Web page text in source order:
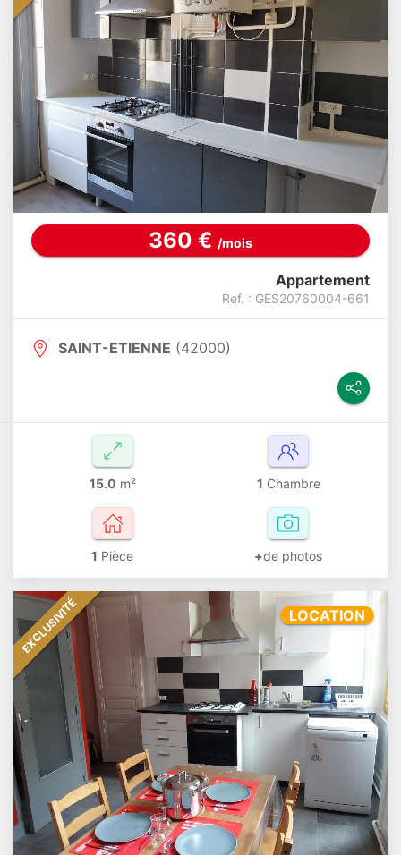
360 € /mois
Appartement
Ref. : GES20760004-661
SAINT-ETIENNE (42000)
15.0 m² 1 Chambre
1 Pièce +de photos
EXCLUSIVITÉ LOCATION